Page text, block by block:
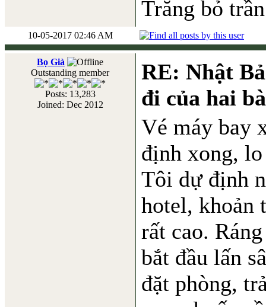
Trăng bỏ
10-05-2017 02:46 AM
Bọ Già
Outstanding member
Posts: 13,283
Joined: Dec 2012
RE: Nhật
đi của hai
Vé máy bay
định xong,
Tôi dự định
hotel, khoản
rất cao.
bắt đầu lấn
đặt phòng,